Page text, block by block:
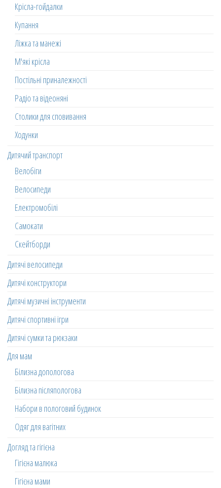
Крісла-гойдалки
Купання
Ліжка та манежі
М'які крісла
Постільні приналежності
Радіо та відеоняні
Столики для сповивання
Ходунки
Дитячий транспорт
Велобіги
Велосипеди
Електромобілі
Самокати
Скейтборди
Дитячі велосипеди
Дитячі конструктори
Дитячі музичні інструменти
Дитячі спортивні ігри
Дитячі сумки та рюкзаки
Для мам
Білизна допологова
Білизна післяпологова
Набори в пологовий будинок
Одяг для вагітних
Догляд та гігієна
Гігієна малюка
Гігієна мами